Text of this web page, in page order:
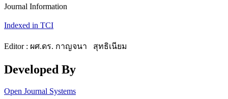
Journal Information
Indexed in TCI
Editor : ผศ.ดร. กาญจนา สุทธิเนียม
Developed By
Open Journal Systems